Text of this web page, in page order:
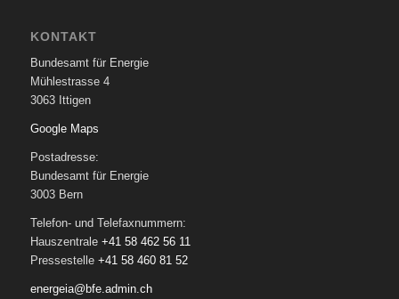
KONTAKT
Bundesamt für Energie
Mühlestrasse 4
3063 Ittigen
Google Maps
Postadresse:
Bundesamt für Energie
3003 Bern
Telefon- und Telefaxnummern:
Hauszentrale +41 58 462 56 11
Pressestelle +41 58 460 81 52
energeia@bfe.admin.ch